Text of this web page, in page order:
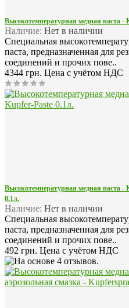
Высокотемпературная медная паста -
Наличие: Нет в наличии
Специальная
паста, предназначенная для
соединений и прочих пове..
4344 грн. Цена с учётом НДС
Высокотемпературная медная паста -
0.1л.
Наличие: Нет в наличии
Специальная
паста, предназначенная для
соединений и прочих пове..
492 грн. Цена с учётом НДС